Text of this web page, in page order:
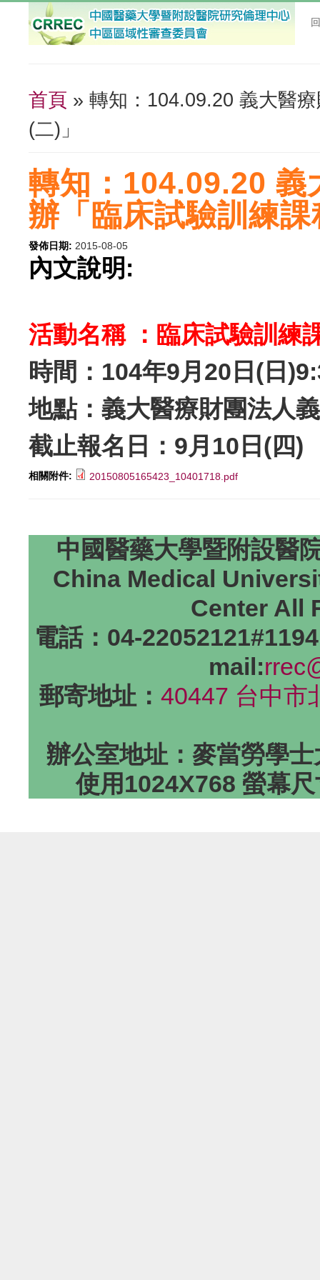
您在這裡
首頁 » 轉知：104.09.20 義大醫
(二)」
轉知：104.09.20 義
辦「臨床試驗訓練
發佈日期: 2015-08-05
內文說明:
活動名稱 ：臨床試驗訓練
時間：104年9月20日(日
地點： 義大醫療財團法人
截止報名日：9月10日(四)
相關附件: 20150805165423_10401718.pdf
中國醫藥大學暨附設醫
China Medical
Center All
電話：04-
mail:
郵寄地址：40447 台中市
辦公室地址：麥當勞學
使用1024X768 螢幕